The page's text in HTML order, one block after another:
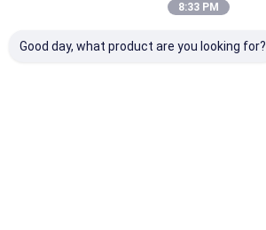
8:33 PM
Good day, what product are you looking for?